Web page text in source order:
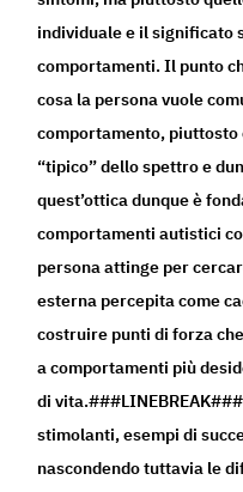
individuale e il significato
comportamenti. Il punto
cosa la persona vuole
comportamento,
“tipico” dello spettro e
quest’ottica dunque è
comportamenti autistici
persona attinge per
esterna percepita come
costruire punti di forza
a comportamenti più
di
stimolanti, esempi di
nascondendo tuttavia le